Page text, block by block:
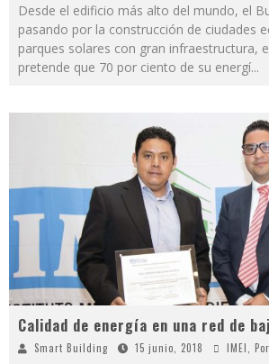
Desde el edificio más alto del mundo, el
pasando por la construcción de ciudades
parques solares con gran infraestructura,
pretende que 70 por ciento de su energí...
Calidad de energía en una red de
Smart Building 15 junio, 2018 IMEI